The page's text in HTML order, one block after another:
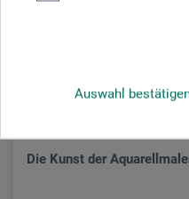
Auswahl
Die Kunst der